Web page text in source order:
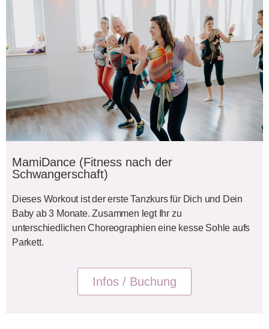
MamiDance (Fitness nach der
Schwangerschaft)
Dieses Workout ist der erste Tanzkurs für Dich und Dein
Baby ab 3 Monate. Zusammen legt Ihr zu
unterschiedlichen Choreographien eine kesse Sohle aufs
Parkett.
Infos / Buchung